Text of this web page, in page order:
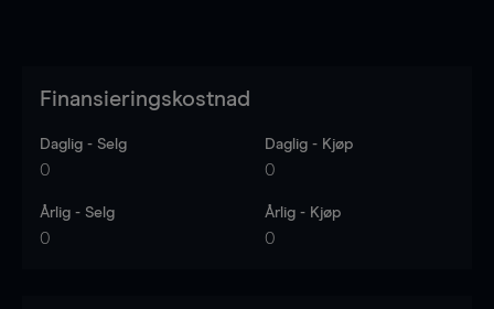
Finansieringskostnad
Daglig - Selg
0
Daglig - Kjøp
0
Årlig - Selg
0
Årlig - Kjøp
0